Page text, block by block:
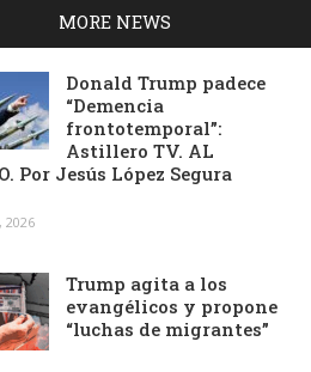
MORE NEWS
Donald Trump padece
“Demencia
frontotemporal”:
Astillero TV. AL
Por Jesús López Segura
2026
Trump agita a los
evangélicos y propone
“luchas de migrantes”